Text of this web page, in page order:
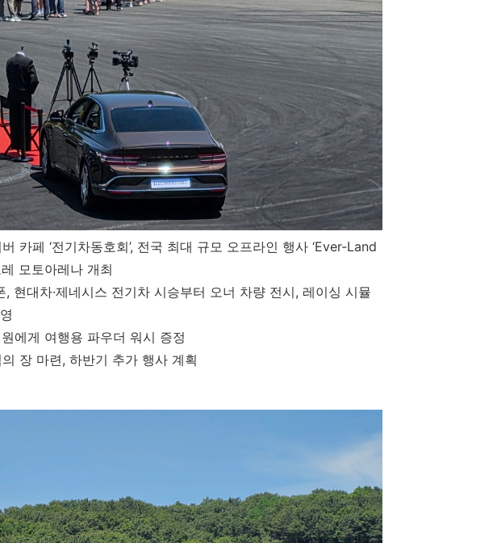
카페 ‘전기차동호회’, 전국 최대 규모 오프라인 행사‘Ever-Land
모토아레나 개최
, 현대차∙제네시스 전기차 시승부터 오너 차량 전시, 레이싱 시뮬
에게 여행용 파우더 워시 증정
장 마련, 하반기 추가 행사 계획